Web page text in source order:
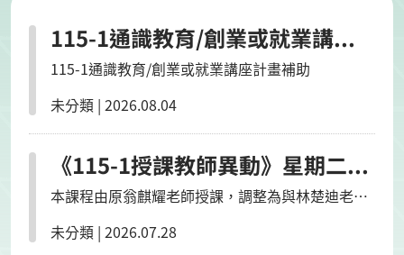
115-1通識教育/創業或就業講座計畫補助
115-1通識教育/創業或就業講座計畫補助
未分類 | 2026.08.04
《115-1授課教師異動》星期二5-6節/AI多媒體生成技術與應用/民雄/
本課程由原翁麒耀老師授課，調整為與林楚迪老師
未分類 | 2026.07.28